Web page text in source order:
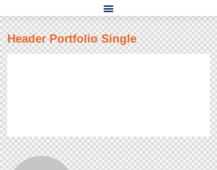
Header Portfolio Single